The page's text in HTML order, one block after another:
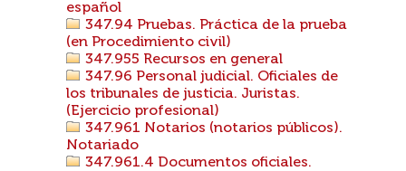
español
347.94 Pruebas. Práctica de la prueba
(en Procedimiento civil)
347.955 Recursos en general
347.96 Personal judicial. Oficiales de
los tribunales de justicia. Juristas.
(Ejercicio profesional)
347.961 Notarios (notarios públicos).
Notariado
347.961.4 Documentos oficiales.